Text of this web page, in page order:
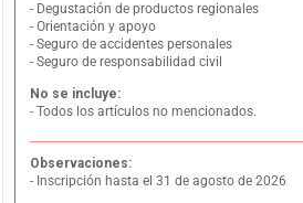
- Degustación de productos regionales
- Orientación y apoyo
- Seguro de accidentes personales
- Seguro de responsabilidad civil
No se incluye:
- Todos los artículos no mencionados.
Observaciones:
- Inscripción hasta el 31 de agosto de 2026